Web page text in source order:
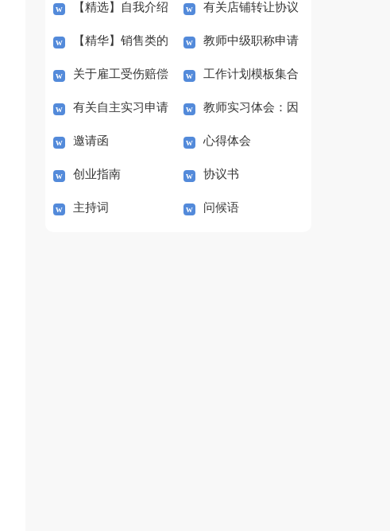
培训总结集合5篇 (汇编15篇)
【精选】自我介绍
的作文300字集锦八篇
有关店铺转让协议
书3篇
【精华】销售类的
实习报告锦集六篇
教师中级职称申请
书
关于雇工受伤赔偿
协议书范本（精选3
篇）
工作计划模板集合
七篇
有关自主实习申请
书3篇
教师实习体会：因
材施教
邀请函 心得体会
创业指南 协议书
主持词 问候语